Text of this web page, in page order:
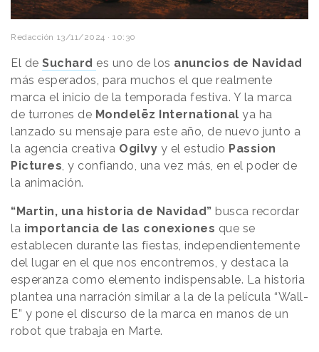
Redacción 13/11/2024 · 10:30
El de Suchard es uno de los anuncios de Navidad
más esperados, para muchos el que realmente
marca el inicio de la temporada festiva. Y la marca
de turrones de Mondelēz International ya ha
lanzado su mensaje para este año, de nuevo junto a
la agencia creativa Ogilvy y el estudio Passion
Pictures, y confiando, una vez más, en el poder de
la animación.
“Martin, una historia de Navidad” busca recordar
la importancia de las conexiones que se
establecen durante las fiestas, independientemente
del lugar en el que nos encontremos, y destaca la
esperanza como elemento indispensable. La historia
plantea una narración similar a la de la película “Wall-
E” y pone el discurso de la marca en manos de un
robot que trabaja en Marte.